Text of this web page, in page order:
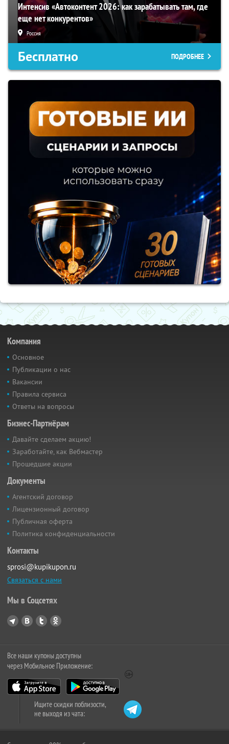
Интенсив «Автоконтент 2026: как зарабатывать там, где
еще нет конкурентов»
Россия
Бесплатно ПОДРОБНЕЕ
Компания
Основное
Публикации о нас
Вакансии
Правила сервиса
Ответы на вопросы
Бизнес-Партнёрам
Давайте сделаем акцию!
Заработайте, как Вебмастер
Прошедшие акции
Документы
Агентский договор
Лицензионный договор
Публичная оферта
Политика конфиденциальности
Контакты
sprosi@kupikupon.ru
Связаться с нами
Мы в Соцсетях
Все наши купоны доступны
через Мобильное Приложение:
Ищите скидки поблизости,
не выходя из чата: